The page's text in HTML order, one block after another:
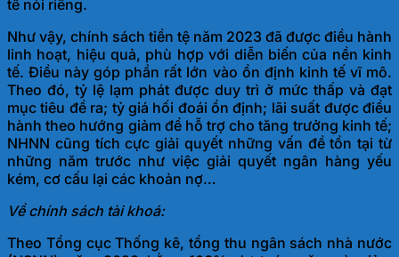
tế nói riêng.
Như vậy, chính sách tiền tệ năm 2023 đã được điều hành
linh hoạt, hiệu quả, phù hợp với diễn biến của nền kinh
tế. Điều này góp phần rất lớn vào ổn định kinh tế vĩ mô.
Theo đó, tỷ lệ lạm phát được duy trì ở mức thấp và đạt
mục tiêu đề ra; tỷ giá hối đoái ổn định; lãi suất được điều
hành theo hướng giảm để hỗ trợ cho tăng trưởng kinh tế;
NHNN cũng tích cực giải quyết những vấn đề tồn tại từ
những năm trước như việc giải quyết ngân hàng yếu
kém, cơ cấu lại các khoản nợ…
Về chính sách tài khoá:
Theo Tổng cục Thống kê, tổng thu ngân sách nhà nước